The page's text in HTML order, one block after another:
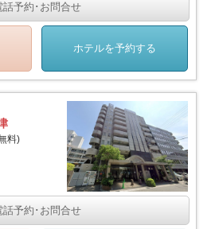
話予約･お問合せ
ホテルを予約する
料)
話予約･お問合せ